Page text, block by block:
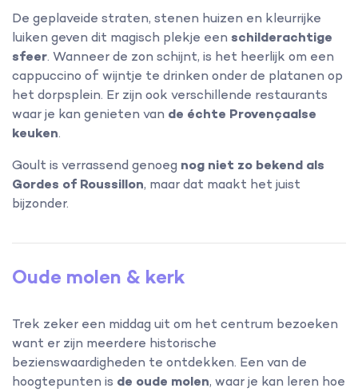
De geplaveide straten, stenen huizen en kleurrijke
luiken geven dit magisch plekje een schilderachtige
sfeer. Wanneer de zon schijnt, is het heerlijk om een
cappuccino of wijntje te drinken onder de platanen op
het dorpsplein. Er zijn ook verschillende restaurants
waar je kan genieten van de échte Provençaalse
keuken.
Goult is verrassend genoeg nog niet zo bekend als
Gordes of Roussillon, maar dat maakt het juist
bijzonder.
Oude molen & kerk
Trek zeker een middag uit om het centrum bezoeken
want er zijn meerdere historische
bezienswaardigheden te ontdekken. Een van de
hoogtepunten is de oude molen, waar je kan leren hoe